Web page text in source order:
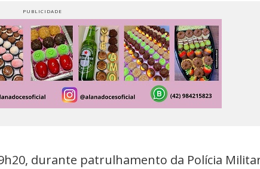
durante patrulhamento da Polícia